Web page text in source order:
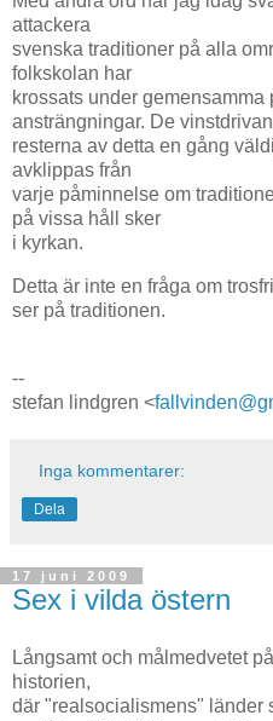
attackera
svenska traditioner på alla
folkskolan har
krossats under gemensamma
ansträngningar. De
resterna av detta en gång
avklippas från
varje påminnelse om
på vissa håll sker
i kyrkan.
Detta är inte en fråga om
ser på traditionen.
--
stefan lindgren <
Inga kommentarer:
Dela
17 juni 2009
Sex i vilda östern
Långsamt och målmedvetet
historien,
där "realsocialismens" länder